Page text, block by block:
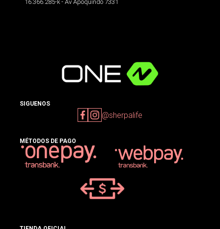
16.366.285-k - Av Apoquindo 7331
SIGUENOS
@sherpalife
MÉTODOS DE PAGO